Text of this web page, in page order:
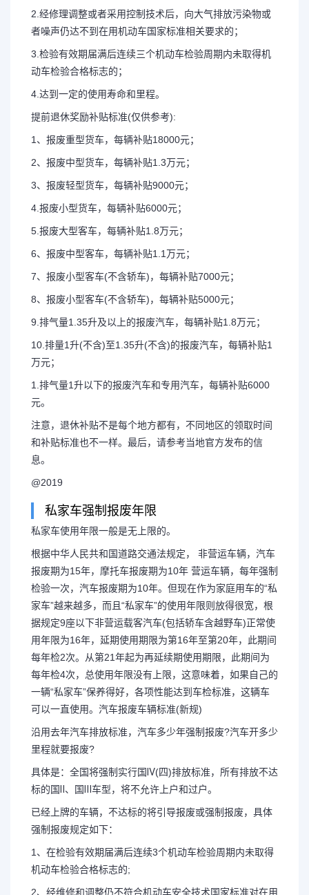
2.经修理调整或者采用控制技术后，向大气排放污染物或
者噪声仍达不到在用机动车国家标准相关要求的；
3.检验有效期届满后连续三个机动车检验周期内未取得机
动车检验合格标志的；
4.达到一定的使用寿命和里程。
提前退休奖励补贴标准(仅供参考):
1、报废重型货车，每辆补贴18000元；
2、报废中型货车，每辆补贴1.3万元；
3、报废轻型货车，每辆补贴9000元；
4.报废小型货车，每辆补贴6000元；
5.报废大型客车，每辆补贴1.8万元；
6、报废中型客车，每辆补贴1.1万元；
7、报废小型客车(不含轿车)，每辆补贴7000元；
8、报废小型客车(不含轿车)，每辆补贴5000元；
9.排气量1.35升及以上的报废汽车，每辆补贴1.8万元；
10.排量1升(不含)至1.35升(不含)的报废汽车，每辆补贴1
万元；
1.排气量1升以下的报废汽车和专用汽车，每辆补贴6000
元。
注意，退休补贴不是每个地方都有，不同地区的领取时间
和补贴标准也不一样。最后，请参考当地官方发布的信
息。
@2019
私家车强制报废年限
私家车使用年限一般是无上限的。
根据中华人民共和国道路交通法规定， 非营运车辆，汽车
报废期为15年，摩托车报废期为10年 营运车辆，每年强制
检验一次，汽车报废期为10年。但现在作为家庭用车的“私
家车”越来越多，而且“私家车”的使用年限则放得很宽，根
据规定9座以下非营运载客汽车(包括轿车含越野车)正常使
用年限为16年，延期使用期限为第16年至第20年，此期间
每年检2次。从第21年起为再延续期使用期限，此期间为
每年检4次，总使用年限没有上限，这意味着，如果自己的
一辆“私家车”保养得好，各项性能达到车检标准，这辆车
可以一直使用。汽车报废车辆标准(新规)
沿用去年汽车排放标准，汽车多少年强制报废?汽车开多少
里程就要报废?
具体是：全国将强制实行国Ⅳ(四)排放标准，所有排放不达
标的国Ⅱ、国Ⅲ车型，将不允许上户和过户。
已经上牌的车辆，不达标的将引导报废或强制报废，具体
强制报废规定如下：
1、在检验有效期届满后连续3个机动车检验周期内未取得
机动车检验合格标志的;
2、经维修和调整仍不符合机动车安全技术国家标准对在用